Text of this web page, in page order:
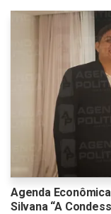
Agenda
Silvana “A